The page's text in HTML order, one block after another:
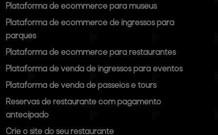
Plataforma de ecommerce para museus
Plataforma de ecommerce de ingressos para
parques
Plataforma de ecommerce para restaurantes
Plataforma de venda de ingressos para eventos
Plataforma de venda de passeios e tours
Reservas de restaurante com pagamento
antecipado
Crie o site do seu restaurante